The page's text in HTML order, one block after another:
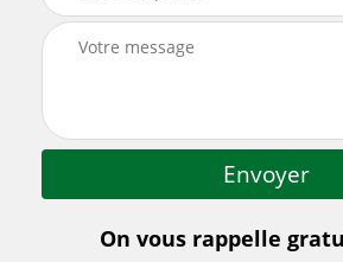
On vous rappelle